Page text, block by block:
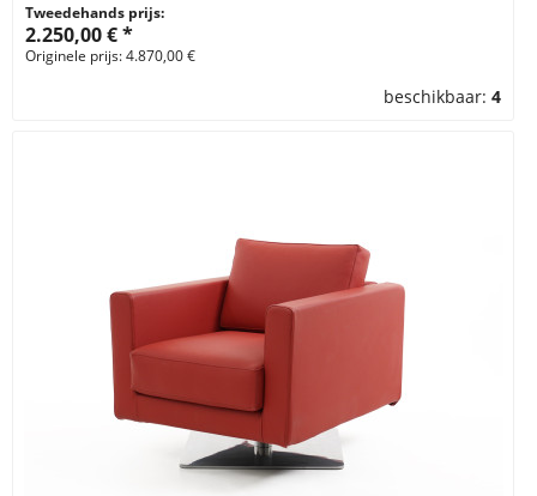
Tweedehands prijs:
2.250,00 € *
Originele prijs: 4.870,00 €
beschikbaar:4